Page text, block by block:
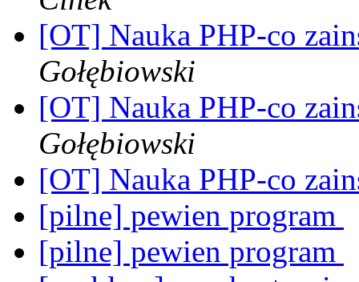
[OT] Nauka PHP-co
Gołębiowski
[OT] Nauka PHP-co
Gołębiowski
[OT] Nauka PHP-co
[pilne] pewien program
[pilne] pewien program